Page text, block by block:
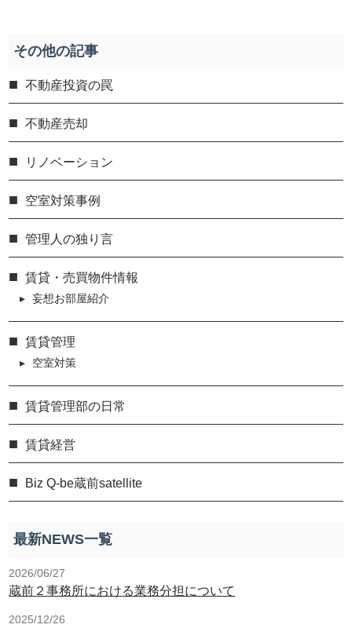
その他の記事
不動産投資の罠
不動産売却
リノベーション
空室対策事例
管理人の独り言
賃貸・売買物件情報
妄想お部屋紹介
賃貸管理
空室対策
賃貸管理部の日常
賃貸経営
Biz Q-be蔵前satellite
最新NEWS一覧
2026/06/27
蔵前２事務所における業務分担について
2025/12/26